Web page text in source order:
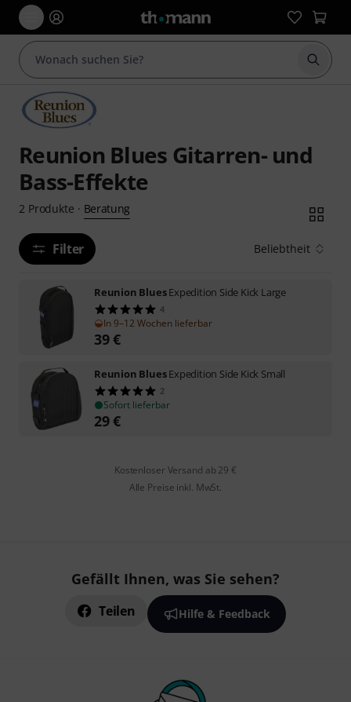
Suche
Reunion Blues Gitarren- und
Bass-Effekte
2 Produkte · Beratung
Filter Beliebtheit
Reunion BluesExpedition Side Kick Large
4
In 9–12 Wochen lieferbar
39€
Reunion BluesExpedition Side Kick Small
2
Sofort lieferbar
29€
Kostenloser Versand ab 29 €
Alle Preise inkl. MwSt.
Gefällt Ihnen, was Sie sehen?
Teilen Hilfe & Feedback